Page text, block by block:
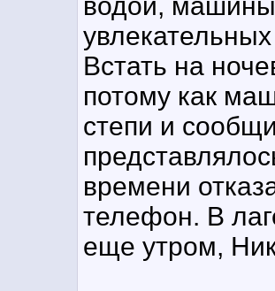
водой,
Встать на
потому как
степи и
времени
телефон. В
еще утром,